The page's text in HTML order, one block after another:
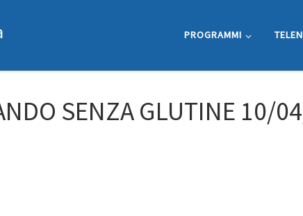
PROGRAMMI
SENZA GLUTINE 10/